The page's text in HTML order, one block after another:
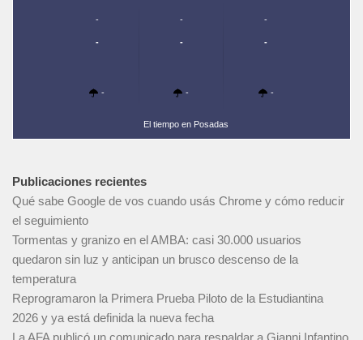
-
-
-
-
-
-
-
-
-
El tiempo en Posadas
Publicaciones recientes
Qué sabe Google de vos cuando usás Chrome y cómo reducir
el seguimiento
Tormentas y granizo en el AMBA: casi 30.000 usuarios
quedaron sin luz y anticipan un brusco descenso de la
temperatura
Reprogramaron la Primera Prueba Piloto de la Estudiantina
2026 y ya está definida la nueva fecha
La AFA publicó un comunicado para respaldar a Gianni Infantino